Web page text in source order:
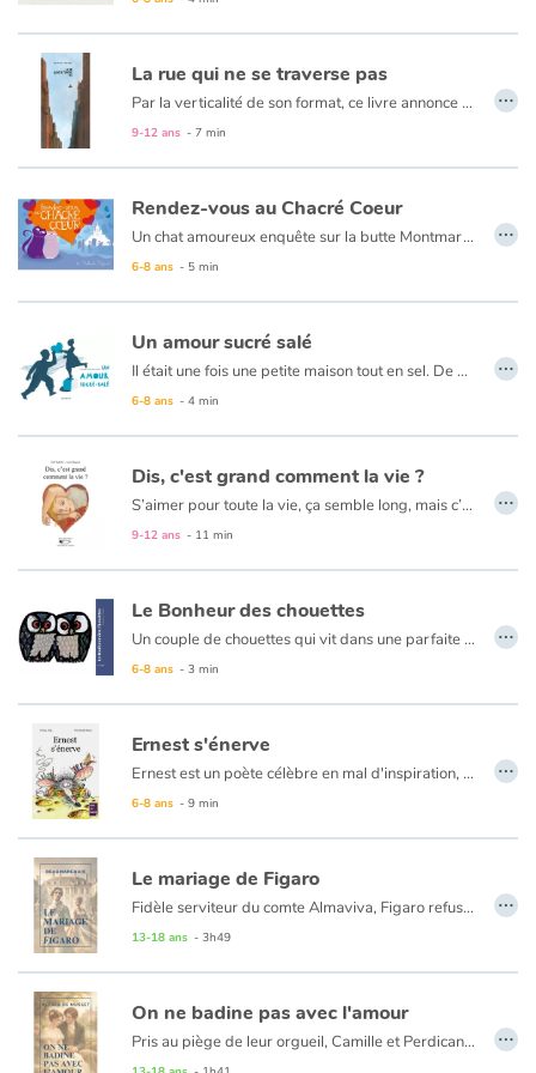
Apprendre les langues
Dyslexie, troubles de la lecture
Nos listes de lecture
Les plus lus
La rue qui ne se traverse pas
Par la verticalité de son format, ce livre annonce à la fois le décor et le thème central de l’histoire qu’il raconte: la hauteur des façades, la profondeur des rues creusent le fossé qui sépare les êtres dans l’univers urbain. Dans un tel contexte, seules les ailes de l’âme et de l’imagination permettent de conjurer la solitude. D’une fenêtre à l’autre, dans un vis-à-vis accentué par le vide de la rue, une fille et un garçon échangent leurs pensées et leurs désirs à travers le vol des moineaux qui vont et viennent d’un bâtiment à l’autre. Leur espace commun est ainsi un royaume imaginaire qui tente de se construire par-dessus les obstacles de la réalité. Leurs regards recomposent une harmonie de couleurs que ne peut détruire la grisaille de la ville.
9-12 ans - 7 min
…
Rendez-vous au Chacré Coeur
Un chat amoureux enquête sur la butte Montmartre pour retrouver sa Juliette. Le jour se lève sur Paris, les chats se sont promenés toute la nuit et rentrent pour dormir. Misty, le héros de « Chat chez Paris », s’inquiète : son amie le chat Juliette a disparu. Il décide de mener son enquête. De toit en toit, il va grimper la Butte-Montmartre, en explorer les recoins, faire de drôles de rencontres pour enfin découvrir pourquoi et où Juliette a disparu...
6-8 ans - 5 min
…
Un amour sucré salé
Il était une fois une petite maison tout en sel. De bas en haut, de haut en bas, de la porte jusqu’au toit. Dans la maison de sel vivait un grand-père. Il était tout en sel. Avec Papi Sel, dans la maison de sel, vivait une petite grand-mère. Elle était tout en sucre. Le texte de la conteuse Véronique Deroide chante et enchantera les coeurs des petits et des grands. Les illustrations d'Evelyne Mary le ponctuent dans une approche résolument moderne. Un livre à partager comme une caresse pour trouver les voies secrètes de l'amour.
6-8 ans - 4 min
…
Dis, c'est grand comment la vie ?
S’aimer pour toute la vie, ça semble long, mais c’est tellement bon. Sur les bancs de l’école comme à la piscine où se dévoile la poitrine, les mots justes de Joël Sadeler font naître des histoires de princes et princesses des temps modernes. Des baisers Banania aux mots d’amour à l’encre bleue,
9-12 ans - 11 min
…
Le Bonheur des chouettes
Un couple de chouettes qui vit dans une parfaite harmonie est sollicité par la basse-cour qui se chamaille perpétuellement afin qu'il livre le secret de leur bonheur. Un magnifique album de 1963, du célèbre artiste suisse Celestino Piatti.
6-8 ans - 3 min
…
Ernest s'énerve
Ernest est un poète célèbre en mal d'inspiration, mais voilà que tout le monde s'en mêle...
6-8 ans - 9 min
…
Le mariage de Figaro
Fidèle serviteur du comte Almaviva, Figaro refuse de plier devant les grands et leurs privilèges. Il défend avec humour son honneur et son amour, en un mot, son droit d'exister. Ruses, jalousie et quiproquos vont animer cette folle journée à une cadence effrénée.
13-18 ans - 3h49
…
On ne badine pas avec l'amour
Pris au piège de leur orgueil, Camille et Perdican inventent de cruels stratagèmes pour ne pas s’avouer leurs sentiments. Mais quand on se moque de l’amour, il se venge…
…